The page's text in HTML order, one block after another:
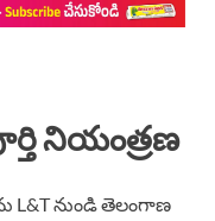
నియంత్రణ
L&T నుండి తెలంగాణ